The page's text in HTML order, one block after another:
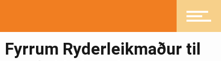
Fyrrum Ryderleikmaður til